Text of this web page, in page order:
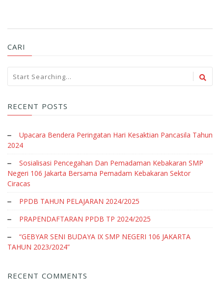
CARI
RECENT POSTS
Upacara Bendera Peringatan Hari Kesaktian Pancasila Tahun
2024
Sosialisasi Pencegahan Dan Pemadaman Kebakaran SMP
Negeri 106 Jakarta Bersama Pemadam Kebakaran Sektor
Ciracas
PPDB TAHUN PELAJARAN 2024/2025
PRAPENDAFTARAN PPDB TP 2024/2025
“GEBYAR SENI BUDAYA IX SMP NEGERI 106 JAKARTA
TAHUN 2023/2024”
RECENT COMMENTS